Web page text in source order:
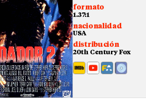
formato
1.37:1
nacionalidad
USA
distribución
20th Century Fox